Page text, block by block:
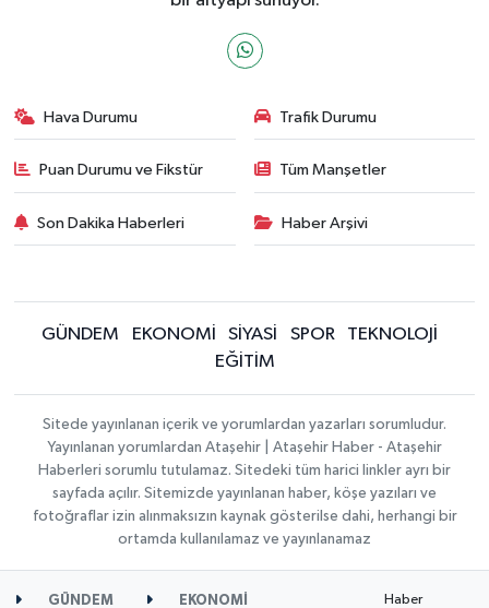
Hava Durumu Trafik Durumu
Puan Durumu ve Fikstür Tüm Manşetler
Son Dakika Haberleri Haber Arşivi
GÜNDEM EKONOMİ SİYASİ SPOR
TEKNOLOJİ
EĞİTİM
Sitede yayınlanan içerik ve yorumlardan yazarları sorumludur.
Yayınlanan yorumlardan Ataşehir | Ataşehir Haber - Ataşehir
Haberleri sorumlu tutulamaz. Sitedeki tüm harici linkler ayrı bir
sayfada açılır. Sitemizde yayınlanan haber, köşe yazıları ve
fotoğraflar izin alınmaksızın kaynak gösterilse dahi, herhangi bir
ortamda kullanılamaz ve yayınlanamaz
GÜNDEM EKONOMİ Haber